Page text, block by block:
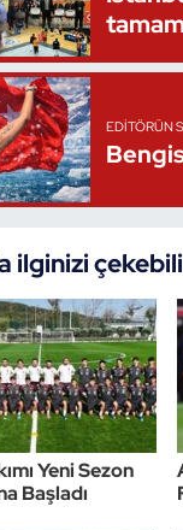
EDITÖRÜN
ilginizi
Yeni Sezon
Başladı